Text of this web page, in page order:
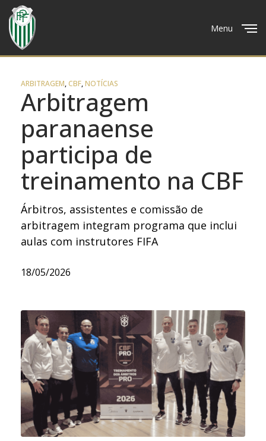
Menu
ARBITRAGEM,CBF,NOTÍCIAS
Arbitragem
paranaense
participa de
treinamento na CBF
Árbitros, assistentes e comissão de
arbitragem integram programa que inclui
aulas com instrutores FIFA
18/05/2026